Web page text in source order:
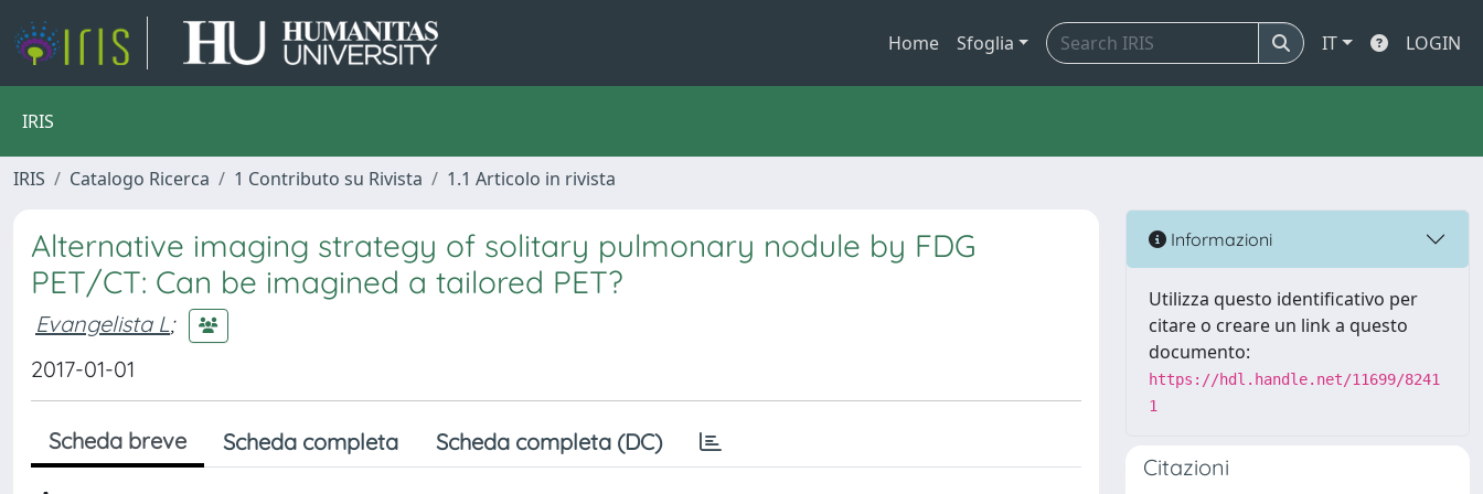
Home Sfoglia IT LOGIN
IRIS
IRIS Catalogo Ricerca 1 Contributo su Rivista 1.1 Articolo in rivista
Alternative imaging strategy of solitary pulmonary nodule by FDG
PET/CT: Can be imagined a tailored PET?
Evangelista L;
2017-01-01
Scheda breve Scheda completa Scheda completa (DC)
Informazioni
Utilizza questo identificativo per
citare o creare un link a questo
documento:
https://hdl.handle.net/11699/8241
1
Citazioni